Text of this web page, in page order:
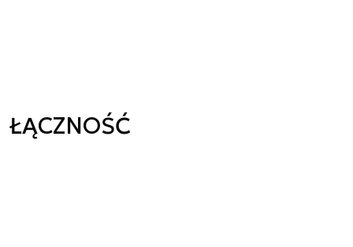
ŁĄCZNOŚĆ